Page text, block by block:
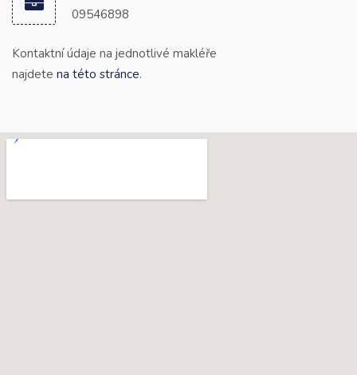
09546898
Kontaktní údaje na jednotlivé makléře
najdete na této stránce.